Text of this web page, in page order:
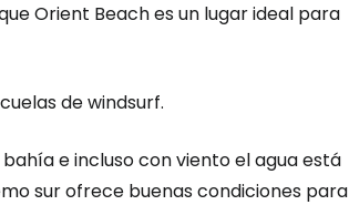
Orient Beach es un lugar ideal para
de windsurf.
e incluso con viento el agua está
sur ofrece buenas condiciones para
en Cestee